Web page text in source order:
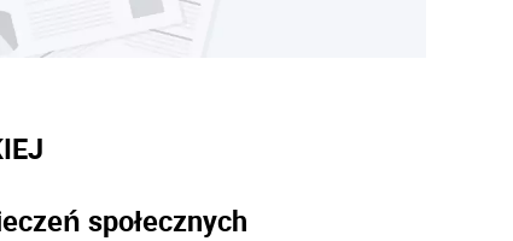
społecznych